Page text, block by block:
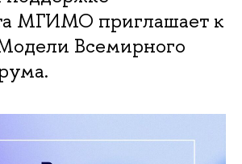
МГИМО приглашает к
Всемирного